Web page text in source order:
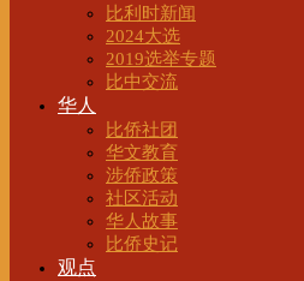
比利时新闻
2024大选
2019选举专题
比中交流
华人
比侨社团
华文教育
涉侨政策
社区活动
华人故事
比侨史记
观点